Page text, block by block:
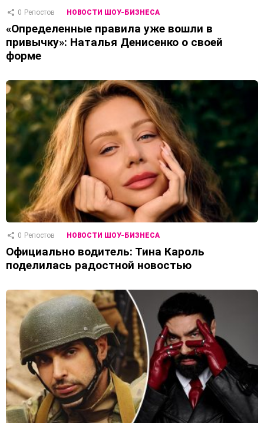
0 Репостов НОВОСТИ ШОУ-БИЗНЕСА
«Определенные правила уже вошли в
привычку»: Наталья Денисенко о своей
форме
0 Репостов НОВОСТИ ШОУ-БИЗНЕСА
Официально водитель: Тина Кароль
поделилась радостной новостью